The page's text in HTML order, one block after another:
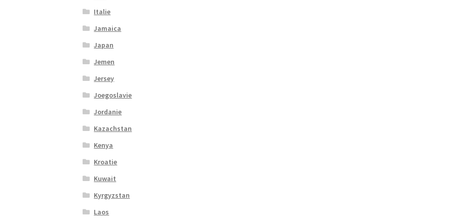
Italie
Jamaica
Japan
Jemen
Jersey
Joegoslavie
Jordanie
Kazachstan
Kenya
Kroatie
Kuwait
Kyrgyzstan
Laos